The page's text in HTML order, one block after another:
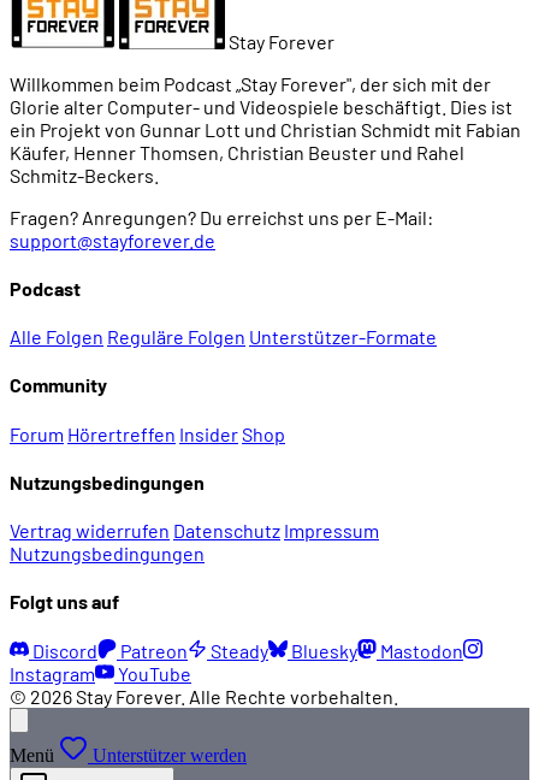
00:57:15 Segas letzter Heimcomputer: SC-3000H
00:57:47 Design des Mark-2-Gehäuses
00:59:03 Dritter Versuch: Sega Mark 3
01:03:25 Aus dem Mark 3 wird das Master System
01:05:08
01:07:45 Werbung fürs Master System
01:18:39 Was ist das für ein Diagramm?
Stay Forever
Willkommen beim Podcast „Stay Forever", der sich mit der
Glorie alter Computer- und Videospiele beschäftigt. Dies ist
ein Projekt von Gunnar Lott und Christian Schmidt mit Fabian
Käufer, Henner Thomsen, Christian Beuster und Rahel
Schmitz-Beckers.
Fragen? Anregungen? Du erreichst uns per E-Mail:
support@stayforever.de
Podcast
Alle Folgen Reguläre Folgen Unterstützer-Formate
Community
Forum Hörertreffen InsiderShop
Nutzungsbedingungen
Vertrag widerrufen Datenschutz Impressum
Nutzungsbedingungen
Folgt uns auf
Discord Patreon Steady Bluesky
Mastodon
Instagram
YouTube
© 2026 Stay Forever. Alle Rechte vorbehalten.
Menü Unterstützer werden